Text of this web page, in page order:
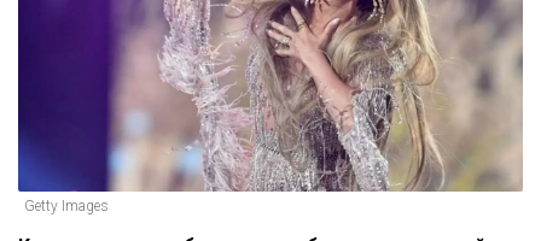
Getty Images